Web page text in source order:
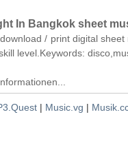
In Bangkok sheet
/ print digital
level.Keywords:
| Music.vg |